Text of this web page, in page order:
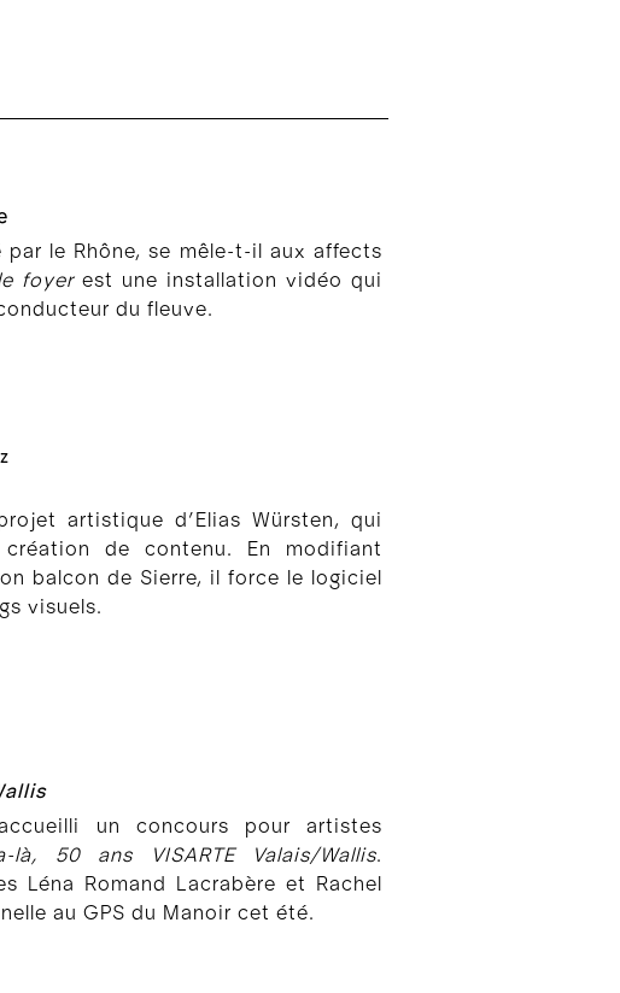
le Rhône, se mêle-t-il aux affects
foyerest une installation vidéo qui
du fleuve.
artistique d’Elias Würsten, qui
de contenu. En modifiant
balcon de Sierre, il force le logiciel
visuels.
un concours pour artistes
là, 50 ans VISARTE Valais/Wallis.
Léna Romand Lacrabère et Rachel
au GPS du Manoir cet été.